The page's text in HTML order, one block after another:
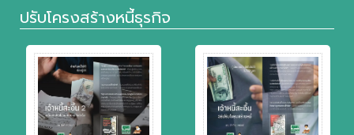
ปรับโครงสร้างหนี้ธุรกิจ